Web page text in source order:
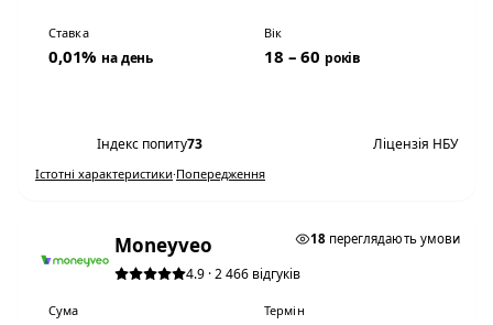
Ставка
0,01% на день
Вік
18 – 60 років
Індекс попиту73 Ліцензія НБУ
Істотні характеристики·Попередження
18переглядають умови
Moneyveo
4.9 · 2 466 відгуків
Сума Термін